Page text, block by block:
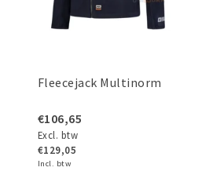
Fleecejack Multinorm
€106,65
Excl. btw
€129,05
Incl. btw